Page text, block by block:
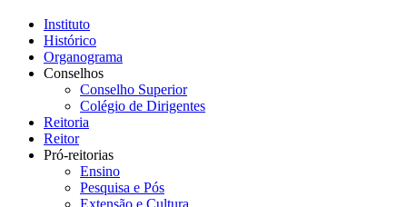
Instituto
Histórico
Organograma
Conselhos
Conselho Superior
Colégio de Dirigentes
Reitoria
Reitor
Pró-reitorias
Ensino
Pesquisa e Pós